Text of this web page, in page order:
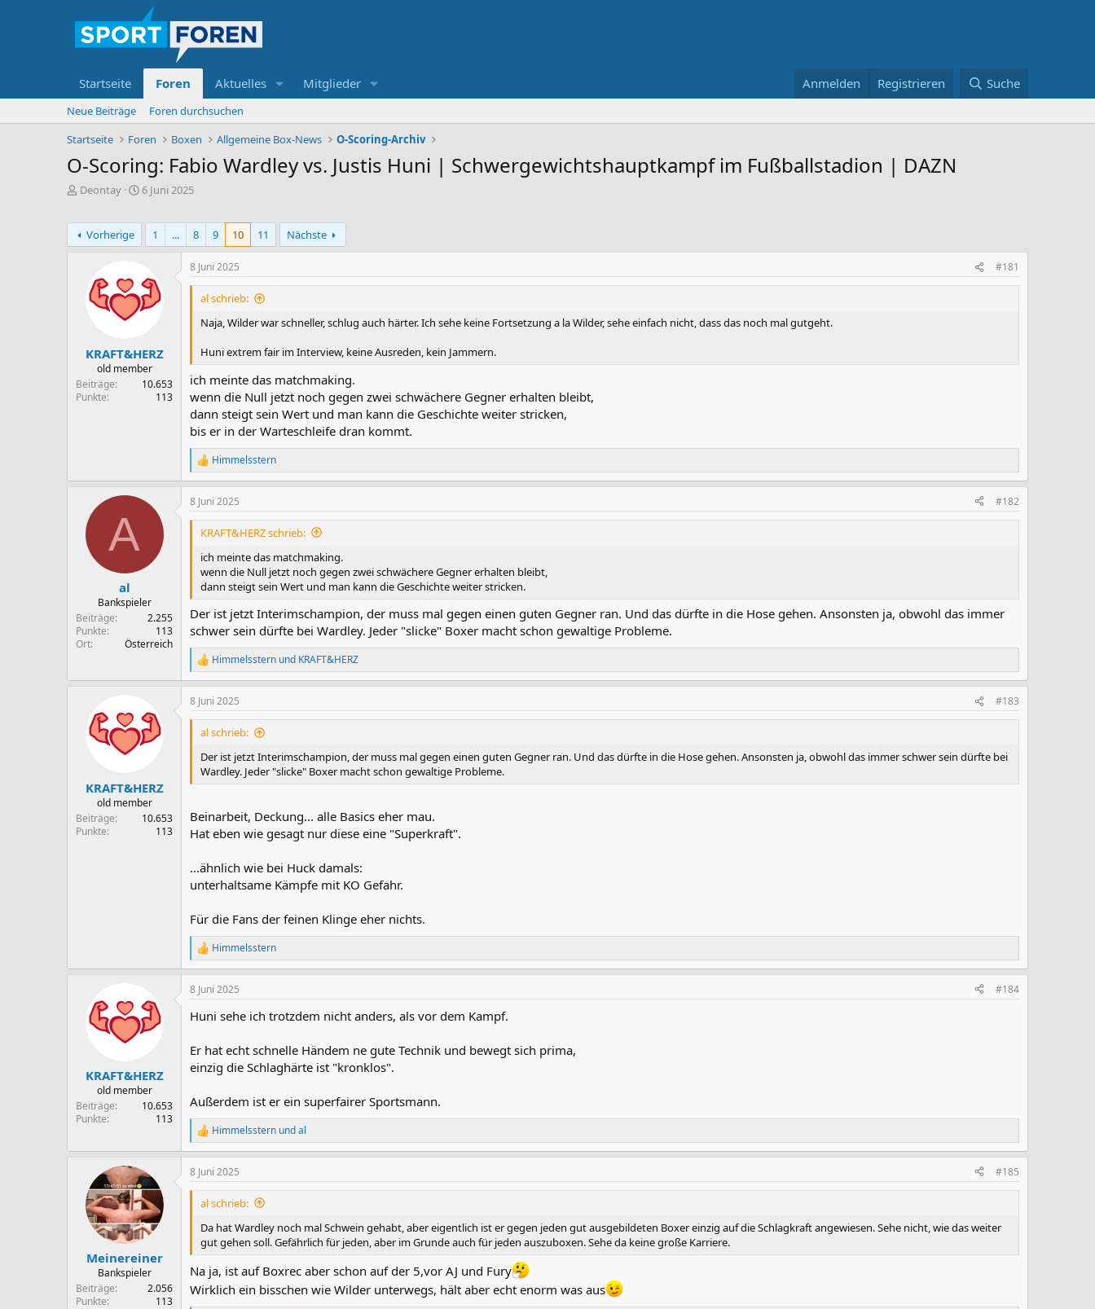
Startseite Foren Aktuelles Mitglieder Anmelden Registrieren Suche
Neue Beiträge
Foren durchsuchen
Startseite
Foren Boxen Allgemeine Box-News O-Scoring-Archiv
O-Scoring: Fabio Wardley vs. Justis Huni | Schwergewichtshauptkampf im Fußballstadion | DAZN
E
t
e
Deontay
E
e
t
a
6 Juni 2025
Vorherige 1 ... 8 9 10 11 Nächste
KRAFT&HERZ
old member
Beiträge
10.653
Punkte
113
8 Juni 2025 #181
al schrieb:
Naja, Wilder war schneller, schlug auch härter. Ich sehe keine Fortsetzung a la Wilder, sehe einfach nicht, dass das noch mal gutgeht.
Huni extrem fair im Interview, keine Ausreden, kein Jammern.
ich meinte das matchmaking.
wenn die Null jetzt noch gegen zwei schwächere Gegner erhalten bleibt,
dann steigt sein Wert und man kann die Geschichte weiter stricken,
bis er in der Warteschleife dran kommt.
R
e
a
k
t
e
Himmelsstern
A
al
Bankspieler
Beiträge
2.255
Punkte
113
Ort
Österreich
8 Juni 2025 #182
KRAFT&HERZ schrieb:
ich meinte das matchmaking.
wenn die Null jetzt noch gegen zwei schwächere Gegner erhalten bleibt,
dann steigt sein Wert und man kann die Geschichte weiter stricken.
Der ist jetzt Interimschampion, der muss mal gegen einen guten Gegner ran. Und das dürfte in die Hose gehen. Ansonsten ja, obwohl das immer
schwer sein dürfte bei Wardley. Jeder "slicke" Boxer macht schon gewaltige Probleme.
R
e
a
k
t
e
n
Himmelsstern und KRAFT&HERZ
KRAFT&HERZ
old member
Beiträge
10.653
Punkte
113
8 Juni 2025 #183
al schrieb:
Der ist jetzt Interimschampion, der muss mal gegen einen guten Gegner ran. Und das dürfte in die Hose gehen. Ansonsten ja, obwohl das immer schwer sein dürfte bei
Wardley. Jeder "slicke" Boxer macht schon gewaltige Probleme.
Beinarbeit, Deckung... alle Basics eher mau.
Hat eben wie gesagt nur diese eine "Superkraft".
...ähnlich wie bei Huck damals:
unterhaltsame Kämpfe mit KO Gefahr.
Für die Fans der feinen Klinge eher nichts.
R
e
a
k
i
n
e
n
Himmelsstern
KRAFT&HERZ
old member
Beiträge
10.653
Punkte
113
8 Juni 2025 #184
Huni sehe ich trotzdem nicht anders, als vor dem Kampf.
Er hat echt schnelle Händem ne gute Technik und bewegt sich prima,
einzig die Schlaghärte ist "kronklos".
Außerdem ist er ein superfairer Sportsmann.
R
e
a
k
t
e
n
:
Himmelsstern undal
Meinereiner
Bankspieler
Beiträge
2.056
Punkte
113
8 Juni 2025 #185
al schrieb:
Da hat Wardley noch mal Schwein gehabt, aber eigentlich ist er gegen jeden gut ausgebildeten Boxer einzig auf die Schlagkraft angewiesen. Sehe nicht, wie das weiter
gut gehen soll. Gefährlich für jeden, aber im Grunde auch für jeden auszuboxen. Sehe da keine große Karriere.
Na ja, ist auf Boxrec aber schon auf der 5,vor AJ und Fury
Wirklich ein bisschen wie Wilder unterwegs, hält aber echt enorm was aus